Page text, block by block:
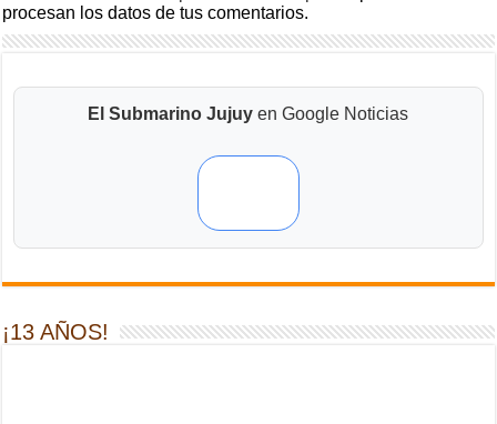
procesan los datos de tus comentarios.
El Submarino Jujuy en Google Noticias
¡13 AÑOS!